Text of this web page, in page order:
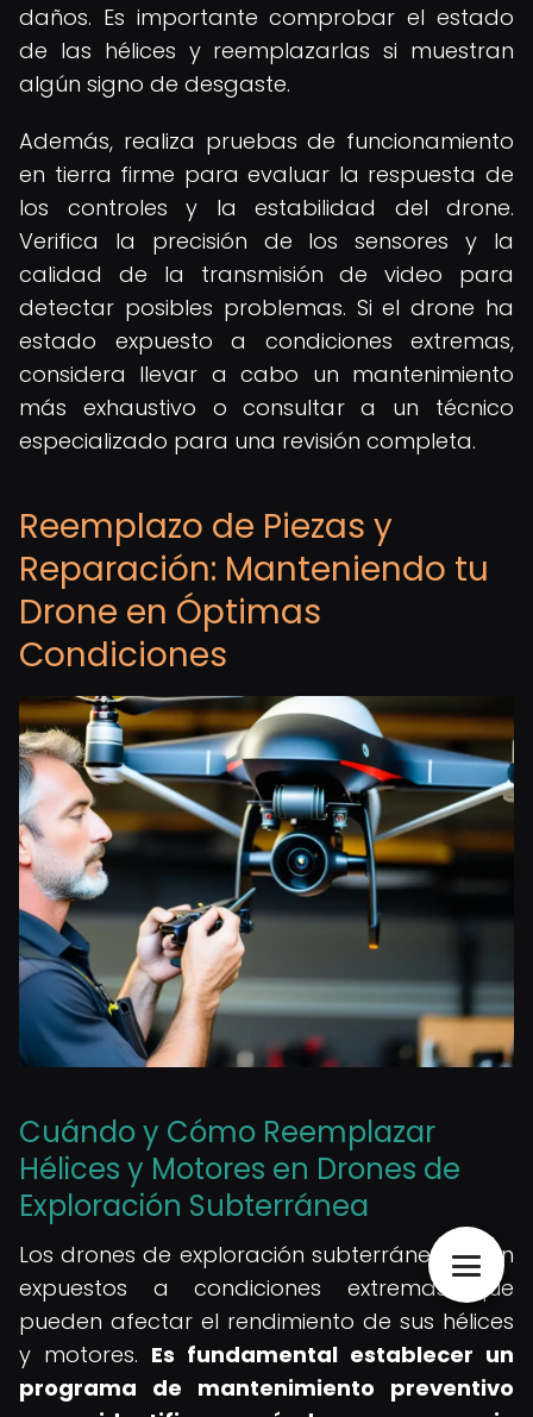
daños. Es importante comprobar el estado
de las hélices y reemplazarlas si muestran
algún signo de desgaste.
Además, realiza pruebas de funcionamiento
en tierra firme para evaluar la respuesta de
los controles y la estabilidad del drone.
Verifica la precisión de los sensores y la
calidad de la transmisión de video para
detectar posibles problemas. Si el drone ha
estado expuesto a condiciones extremas,
considera llevar a cabo un mantenimiento
más exhaustivo o consultar a un técnico
especializado para una revisión completa.
Reemplazo de Piezas y
Reparación: Manteniendo tu
Drone en Óptimas
Condiciones
Cuándo y Cómo Reemplazar
Hélices y Motores en Drones de
Exploración Subterránea
Los drones de exploración subterránea están
expuestos a condiciones extremas que
pueden afectar el rendimiento de sus hélices
y motores. Es fundamental establecer un
programa de mantenimiento preventivo